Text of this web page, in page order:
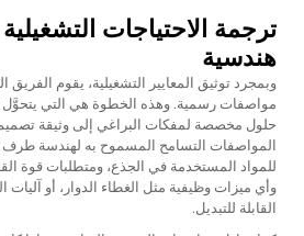
ترجمة الاحتياجات
هندسية
وبمجرد توثيق المعايير التشغيلية، يقوم الفريق
مواصفات رسمية. وهذه الخطوة هي التي يتحوَّل
حلول مخصصة لمفكات البراغي إلى وثيقة
المواصفات التسامح المسموح به لهندسة طرف
للمواد المستخدمة في الجذع، ومتطلبات قوة
وأي ميزات وظيفية مثل الغطاء الدوار، أو آليات
القابلة للتبديل.